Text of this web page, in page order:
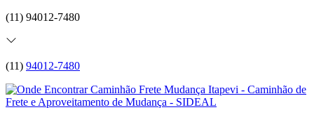
(11) 94012-7480
(11) 94012-7480